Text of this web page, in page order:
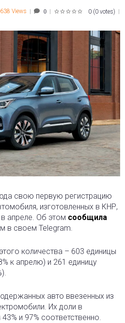
638 Views 0 0 (0 votes)
свою первую регистрацию
изготовленных в КНР,
апреле. Об этом сообщила
в своем Telegram.
количества – 603 единицы
к апрелю) и 261 единицу
авто ввезенных из
Их доли в
и 97% соответственно.